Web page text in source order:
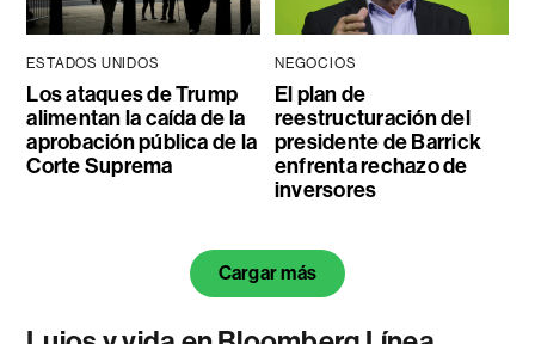
ESTADOS UNIDOS
Los ataques de Trump
alimentan la caída de la
aprobación pública de la
Corte Suprema
NEGOCIOS
El plan de
reestructuración del
presidente de Barrick
enfrenta rechazo de
inversores
Cargar más